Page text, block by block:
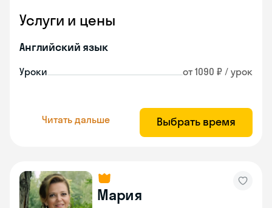
Услуги и цены
Английский язык
Уроки от 1090 ₽ / урок
Читать дальше Выбрать время
Мария